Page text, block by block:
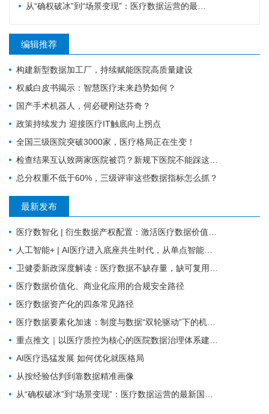
从“确权破冰”到“场景变现”：医疗数据运营的最新国家级信号研判
编辑推荐
构建新型数据加工厂，持续赋能医院高质量建设
权威白皮书揭示：智慧医疗未来趋势如何？
国产手术机器人，何必硬刚达芬奇？
政策持续发力 迎接医疗IT触底向上拐点
全国三级医院突破3000家，医疗格局正在生变！
检查结果互认致两家医院被罚？新规下医院不能踩这4个雷区
总分权重不低于60%，三级评审这些数据指标怎么抓？
最新发布
医疗数智化 | 衍生数据产权配置：激活医疗数据价值的关键规则
人工智能+ | AI医疗进入底座共生时代，从单点智能走向全域协同
卫健委新政深度解读：医疗数据不缺存量，缺可复用的高质量数据集
医疗数据价值化、商业化应用的合规安全路径
医疗数据资产化的四条常见路径
医疗数据要素化加速：制度与数据“双轮驱动”下的机遇与挑战
重点推文｜以医疗质控为核心的医院数据治理体系建设探索
AI医疗迅猛发展 如何优化就医格局
从按经验估判到靠数据精准画像
从“确权破冰”到“场景变现”：医疗数据运营的最新国家级信号研判